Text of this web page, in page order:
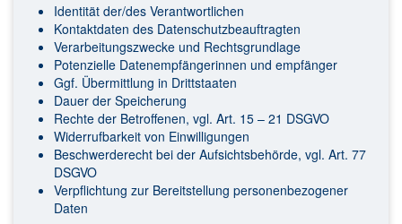
Identität der/des Verantwortlichen
Kontaktdaten des Datenschutzbeauftragten
Verarbeitungszwecke und Rechtsgrundlage
Potenzielle Datenempfängerinnen und empfänger
Ggf. Übermittlung in Drittstaaten
Dauer der Speicherung
Rechte der Betroffenen, vgl. Art. 15 – 21 DSGVO
Widerrufbarkeit von Einwilligungen
Beschwerderecht bei der Aufsichtsbehörde, vgl. Art. 77
DSGVO
Verpflichtung zur Bereitstellung personenbezogener
Daten